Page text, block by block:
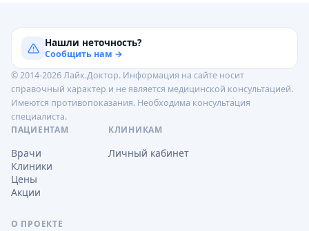
Нашли неточность?
Сообщить нам →
© 2014-2026 Лайк.Доктор. Информация на сайте носит
справочный характер и не является медицинской консультацией.
Имеются противопоказания. Необходима консультация
специалиста.
ПАЦИЕНТАМ
Врачи
Клиники
Цены
Акции
КЛИНИКАМ
Личный кабинет
О ПРОЕКТЕ